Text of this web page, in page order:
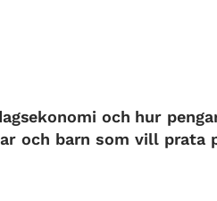
och hur
och barn som vill prata